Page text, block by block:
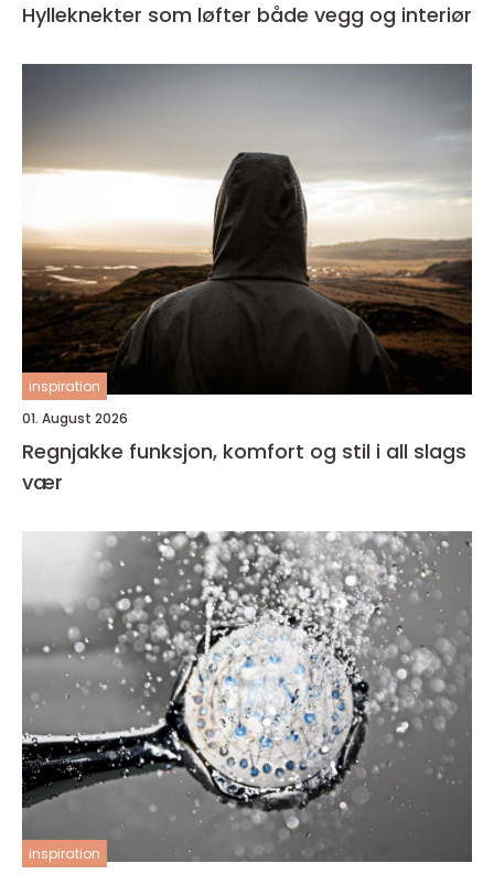
Hylleknekter som løfter både vegg og interiør
inspiration
01. August 2026
Regnjakke funksjon, komfort og stil i all slags
vær
inspiration